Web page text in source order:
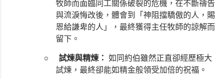
牧師而面臨同工關係破裂的危機，在不斷禱告
與流淚悔改後，體會到「神阻擋驕傲的人，賜
恩給謙卑的人」，最終獲得主任牧師的諒解而
留下。
○ 試煉與精煉： 如同約伯雖然正直卻經歷極大
試煉，最終卻能如精金般領受加倍的祝福。